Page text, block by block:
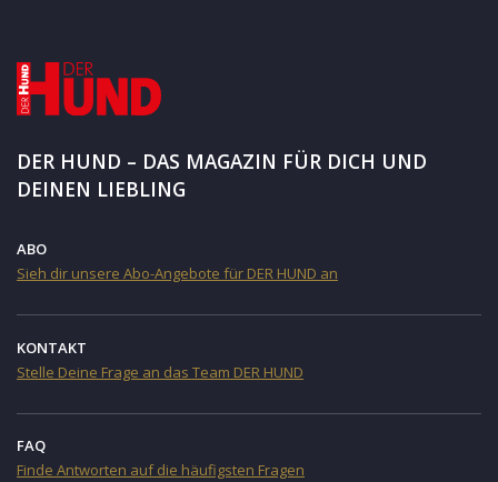
DER HUND – DAS MAGAZIN FÜR DICH UND
DEINEN LIEBLING
ABO
Sieh dir unsere Abo-Angebote für DER HUND an
KONTAKT
Stelle Deine Frage an das Team DER HUND
FAQ
Finde Antworten auf die häufigsten Fragen